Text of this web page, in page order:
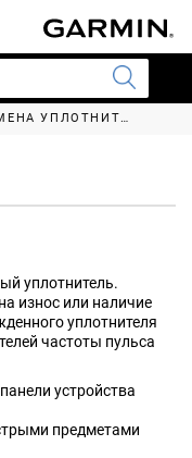
ЗАМЕНА УПЛОТНИТЕЛЯ
уплотнитель.
износ или наличие
уплотнителя
частоты пульса
устройства
предметами